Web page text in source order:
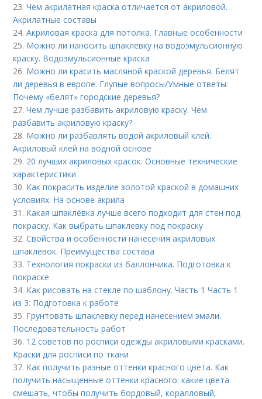
23.Чем акрилатная краска отличается от акриловой.
Акрилатные составы
24.Акриловая краска для потолка. Главные особенности
25. Можно ли наносить шпаклевку на водоэмульсионную
краску. Водоэмульсионные краска
26. Можно ли красить масляной краской деревья. Белят
ли деревья в европе. Глупые вопросы/Умные ответы:
Почему «белят» городские деревья?
27.Чем лучше разбавить акриловую краску. Чем
разбавить акриловую краску?
28. Можно ли разбавлять водой акриловый клей.
Акриловый клей на водной основе
29. 20 лучших акриловых красок. Основные технические
характеристики
30. Как покрасить изделие золотой краской в домашних
условиях. На основе акрила
31. Какая шпаклёвка лучше всего подходит для стен под
покраску. Как выбрать шпаклевку под покраску
32.Свойства и особенности нанесения акриловых
шпаклевок. Преимущества состава
33. Технология покраски из баллончика. Подготовка к
покраске
34. Как рисовать на стекле по шаблону. Часть 1 Часть 1
из 3: Подготовка к работе
35. Грунтовать шпаклевку перед нанесением эмали.
Последовательность работ
36. 12 советов по росписи одежды акриловыми красками.
Краски для росписи по ткани
37. Как получить разные оттенки красного цвета. Как
получить насыщенные оттенки красного: какие цвета
смешать, чтобы получить бордовый, коралловый,